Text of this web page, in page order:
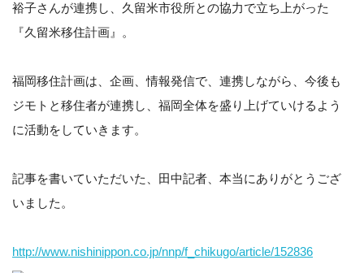
裕子さんが連携し、久留米市役所との協力で立ち上がった
『久留米移住計画』。
福岡移住計画は、企画、情報発信で、連携しながら、今後も
ジモトと移住者が連携し、福岡全体を盛り上げていけるよう
に活動をしていきます。
記事を書いていただいた、田中記者、本当にありがとうござ
いました。
http://www.nishinippon.co.jp/nnp/f_chikugo/article/152836